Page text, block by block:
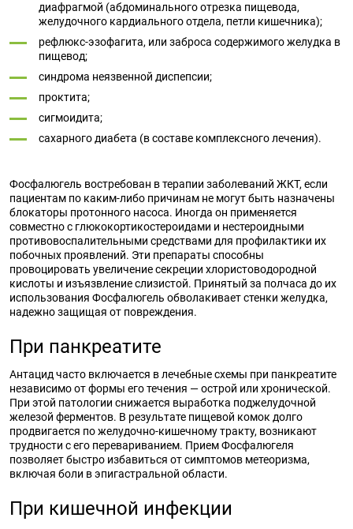
диафрагмой (абдоминального отрезка пищевода,
желудочного кардиального отдела, петли кишечника);
рефлюкс-эзофагита, или заброса содержимого желудка в
пищевод;
синдрома неязвенной диспепсии;
проктита;
сигмоидита;
сахарного диабета (в составе комплексного лечения).
Фосфалюгель востребован в терапии заболеваний ЖКТ, если
пациентам по каким-либо причинам не могут быть назначены
блокаторы протонного насоса. Иногда он применяется
совместно с глюкокортикостероидами и нестероидными
противовоспалительными средствами для профилактики их
побочных проявлений. Эти препараты способны
провоцировать увеличение секреции хлористоводородной
кислоты и изъязвление слизистой. Принятый за полчаса до их
использования Фосфалюгель обволакивает стенки желудка,
надежно защищая от повреждения.
При панкреатите
Антацид часто включается в лечебные схемы при панкреатите
независимо от формы его течения — острой или хронической.
При этой патологии снижается выработка поджелудочной
железой ферментов. В результате пищевой комок долго
продвигается по желудочно-кишечному тракту, возникают
трудности с его перевариванием. Прием Фосфалюгеля
позволяет быстро избавиться от симптомов метеоризма,
включая боли в эпигастральной области.
При кишечной инфекции